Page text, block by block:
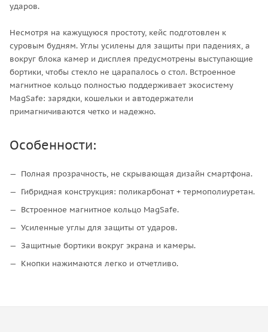
ударов.
Несмотря на кажущуюся простоту, кейс подготовлен к
суровым будням. Углы усилены для защиты при падениях, а
вокруг блока камер и дисплея предусмотрены выступающие
бортики, чтобы стекло не царапалось о стол. Встроенное
магнитное кольцо полностью поддерживает экосистему
MagSafe: зарядки, кошельки и автодержатели
примагничиваются четко и надежно.
Особенности:
Полная прозрачность, не скрывающая дизайн смартфона.
Гибридная конструкция: поликарбонат + термополиуретан.
Встроенное магнитное кольцо MagSafe.
Усиленные углы для защиты от ударов.
Защитные бортики вокруг экрана и камеры.
Кнопки нажимаются легко и отчетливо.